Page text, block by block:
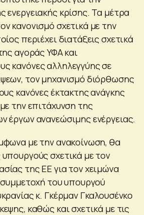
ενεργειακής κρίσης. Τα μέτρα
κανονισμό σχετικά με την
περιέχει διατάξεις σχετικά
αγοράς ΥΦΑ και
κανόνες αλληλεγγύης σε
τον μηχανισμό διόρθωσης
κανόνες έκτακτης ανάγκης
την επιτάχυνση της
έργων ανανεώσιμης ενέργειας.
με την ανακοίνωση, θα
σχετικά με τον
της ΕΕ για τον χειμώνα
του υπουργού
κ. Γκέρμαν Γκαλουσένκο
καθώς και σχετικά με τις